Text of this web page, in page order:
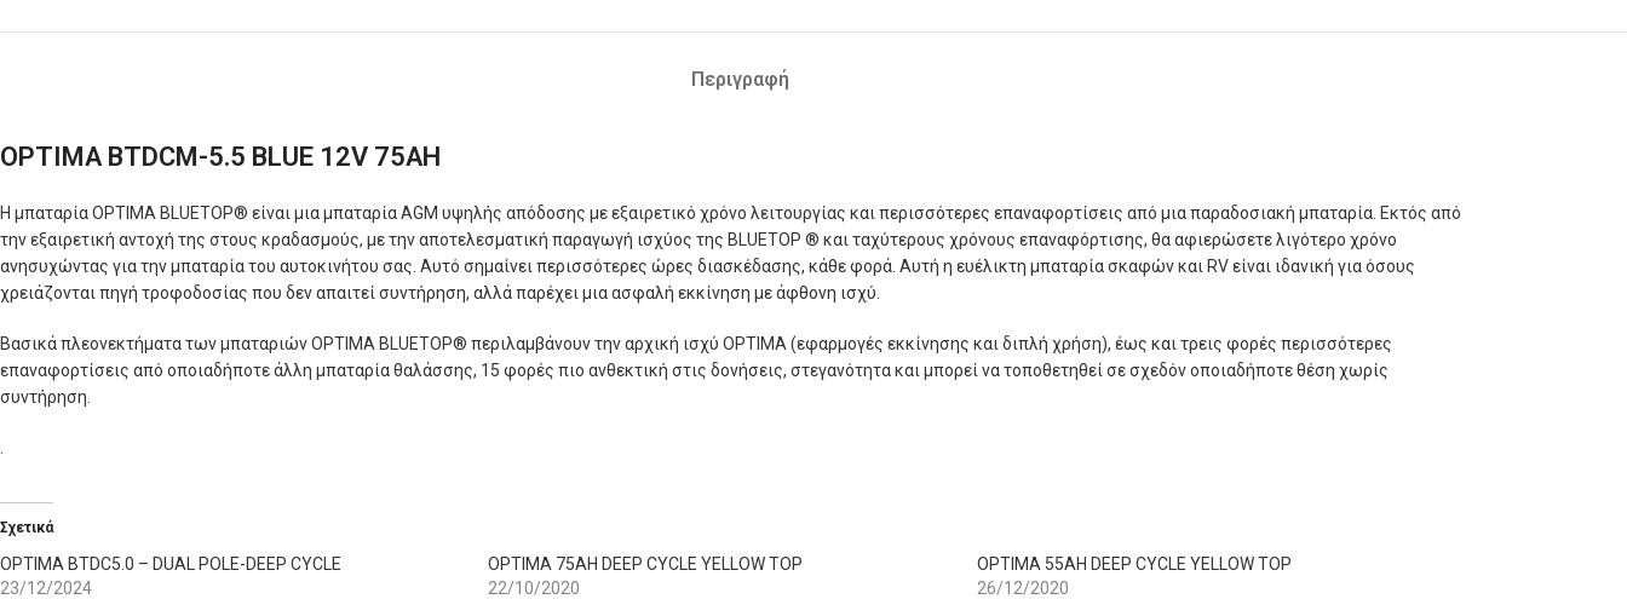
Περιγραφή
OPTIMA BTDCM-5.5 BLUE 12V 75AH
Η μπαταρία OPTIMA BLUETOP® είναι μια μπαταρία AGM υψηλής απόδοσης με εξαιρετικό χρόνο λειτουργίας και περισσότερες επαναφορτίσεις από μια παραδοσιακή μπαταρία. Εκτός από
την εξαιρετική αντοχή της στους κραδασμούς, με την αποτελεσματική παραγωγή ισχύος της BLUETOP ® και ταχύτερους χρόνους επαναφόρτισης, θα αφιερώσετε λιγότερο χρόνο
ανησυχώντας για την μπαταρία του αυτοκινήτου σας. Αυτό σημαίνει περισσότερες ώρες διασκέδασης, κάθε φορά. Αυτή η ευέλικτη μπαταρία σκαφών και RV είναι ιδανική για όσους
χρειάζονται πηγή τροφοδοσίας που δεν απαιτεί συντήρηση, αλλά παρέχει μια ασφαλή εκκίνηση με άφθονη ισχύ.
Βασικά πλεονεκτήματα των μπαταριών OPTIMA BLUETOP® περιλαμβάνουν την αρχική ισχύ OPTIMA (εφαρμογές εκκίνησης και διπλή χρήση), έως και τρεις φορές περισσότερες
επαναφορτίσεις από οποιαδήποτε άλλη μπαταρία θαλάσσης, 15 φορές πιο ανθεκτική στις δονήσεις, στεγανότητα και μπορεί να τοποθετηθεί σε σχεδόν οποιαδήποτε θέση χωρίς
συντήρηση.
Σχετικά
OPTIMA BTDC5.0 – DUAL POLE-DEEP CYCLE
23/12/2024
OPTIMA 75AH DEEP CYCLE YELLOW TOP
22/10/2020
OPTIMA 55AH DEEP CYCLE YELLOW TOP
26/12/2020